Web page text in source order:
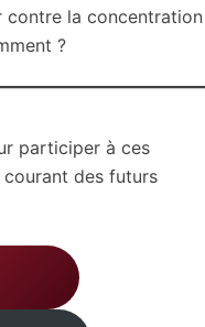
la concentration
?
participer à ces
des futurs